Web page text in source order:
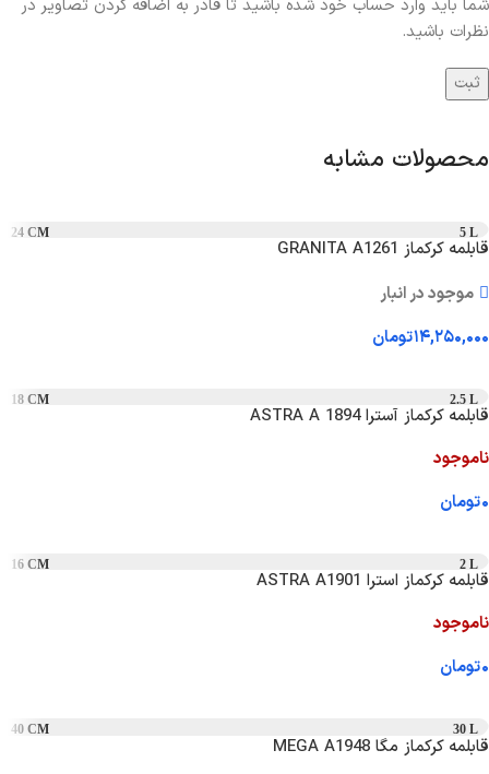
شما باید وارد حساب خود شده باشید تا قادر به اضافه کردن تصاویر در
نظرات باشید.
محصولات مشابه
5 L
24 CM
قابلمه کرکماز GRANITA A1261
موجود در انبار
۱۴,۲۵۰,۰۰۰تومان
2.5 L
18 CM
قابلمه کرکماز آسترا ASTRA A 1894
ناموجود
۰تومان
2 L
16 CM
قابلمه کرکماز استرا ASTRA A1901
ناموجود
۰تومان
30 L
40 CM
قابلمه کرکماز مگا MEGA A1948